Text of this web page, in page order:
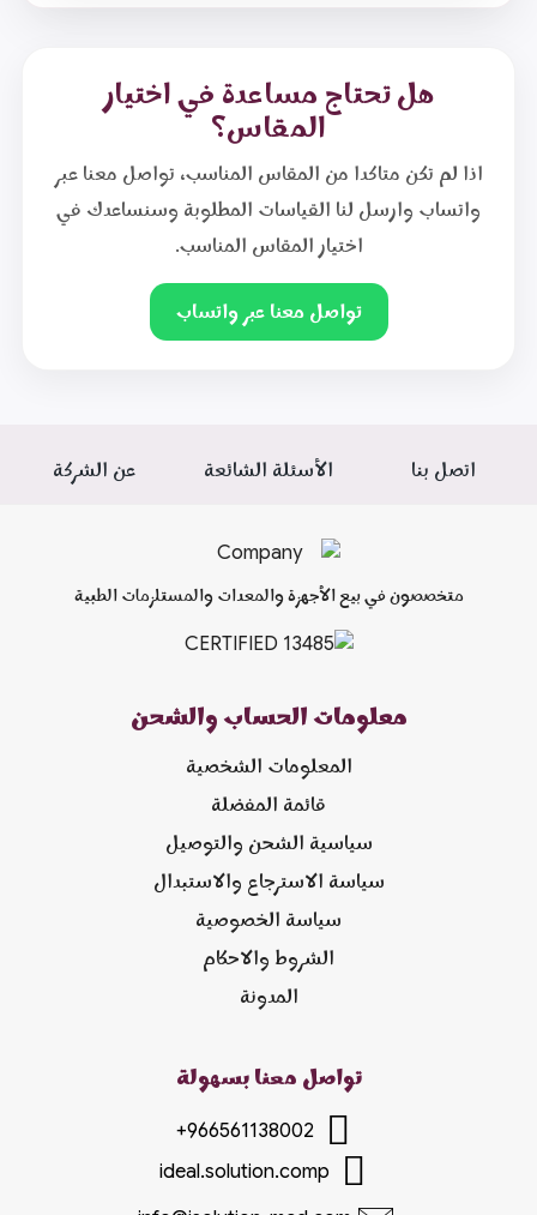
هل تحتاج مساعدة في اختيار
المقاس؟
اذا لم تكن متاكدا من المقاس المناسب، تواصل معنا عبر
واتساب وارسل لنا القياسات المطلوبة وسنساعدك في
اختيار المقاس المناسب.
تواصل معنا عبر واتساب
اتصل بنا الأسئلة الشائعة عن الشركة
متخصصون في بيع الأجهزة والمعدات والمستلزمات الطبية
معلومات الحساب والشحن
المعلومات الشخصية
قائمة المفضلة
سياسية الشحن والتوصيل
سياسة الاسترجاع والاستبدال
سياسة الخصوصية
الشروط والاحكام
المدونة
تواصل معنا بسهولة
+966561138002
ideal.solution.comp